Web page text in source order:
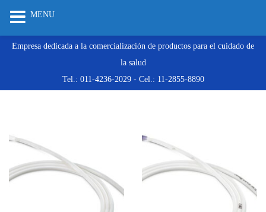
Empresa dedicada a la comercialización de productos para el cuidado de
la salud
Tel.: 011-4236-2029 - Cel.: 11-2855-8890
MENU